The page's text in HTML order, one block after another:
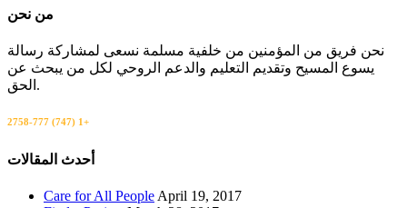
من نحن
نحن فريق من المؤمنين من خلفية مسلمة نسعى لمشاركة رسالة
يسوع المسيح وتقديم التعليم والدعم الروحي لكل من يبحث عن
الحق.
+1 (747) 777-2758
أحدث المقالات
Care for All People April 19, 2017